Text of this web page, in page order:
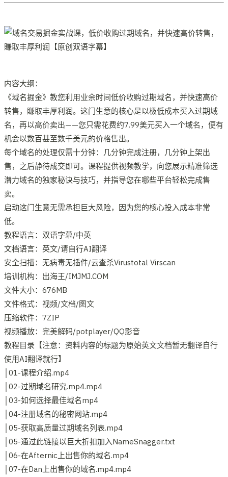
内容大纲：
《域名掘金》教您利用业余时间低价收购过期域名，并快速高价
转售，賺取丰厚利润。这门生意的核心是以极低成本买入过期域
名，再以高价卖出——您只需花费约7.99美元买入一个域名，便有
机会以数百甚至数千美元的价格售出。
每个域名的处理仅需十分钟：几分钟完成注册，几分钟上架出
售，之后静待成交即可。课程提供视频教学，向您展示精准筛选
潜力域名的独家秘诀与技巧，并指导您在哪些平台轻松完成售
卖。
启动这门生意无需承担巨大风险，因为您的核心投入成本非常
低。
教程语言：双语字幕/中英
文档语言：英文/请自行AI翻译
安全扫描：无病毒无插件/云查杀Virustotal Virscan
培训机构：出海王/IMJMJ.COM
文件大小：676MB
文件格式：视频/文档/图文
压缩软件：7ZIP
视频播放：完美解码/potplayer/QQ影音
教程目录【注意：资料内容的标题为原始英文文档暂无翻译自行
使用AI翻译就行】
│01-课程介绍.mp4
│02-过期域名研究.mp4.mp4
│03-如何选择最佳域名mp4
│04-注册域名的秘密网站.mp4
│05-获取高质量过期域名列表.mp4
│05-通过此链接以巨大折扣加入NameSnagger.txt
│06-在Afternic上出售你的域名.mp4
│07-在Dan上出售你的域名.mp4.mp4